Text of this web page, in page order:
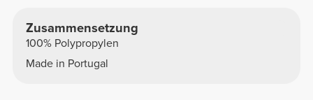
Zusammensetzung
100% Polypropylen
Made in Portugal